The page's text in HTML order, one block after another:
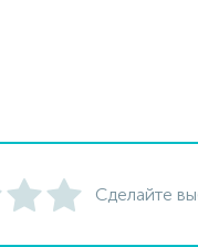
Сделайте